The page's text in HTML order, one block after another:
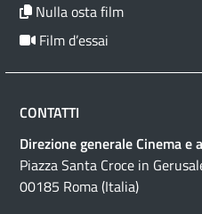
Nulla osta film
Film d’essai
CONTATTI
Direzione generale Cinema e
Piazza Santa Croce in
00185 Roma (Italia)